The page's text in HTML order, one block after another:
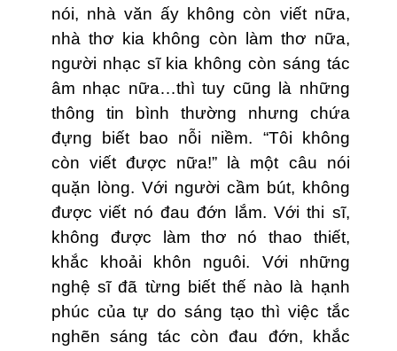
nói, nhà văn ấy không còn viết nữa,
nhà thơ kia không còn làm thơ nữa,
người nhạc sĩ kia không còn sáng tác
âm nhạc nữa…thì tuy cũng là những
thông tin bình thường nhưng chứa
đựng biết bao nỗi niềm. “Tôi không
còn viết được nữa!” là một câu nói
quặn lòng. Với người cầm bút, không
được viết nó đau đớn lắm. Với thi sĩ,
không được làm thơ nó thao thiết,
khắc khoải khôn nguôi. Với những
nghệ sĩ đã từng biết thế nào là hạnh
phúc của tự do sáng tạo thì việc tắc
nghẽn sáng tác còn đau đớn, khắc